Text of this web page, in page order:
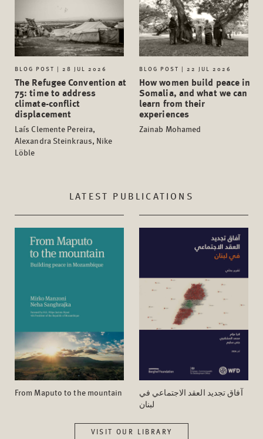
BLOG POST | 28 JUL 2026
The Refugee Convention at
75: time to address
climate-conflict
displacement
Laís Clemente Pereira,
Alexandra Steinkraus, Nike
Löble
BLOG POST | 22 JUL 2026
How women build peace in
Somalia, and what we can
learn from their
experiences
Zainab Mohamed
LATEST PUBLICATIONS
From Maputo to the mountain
آفاق تجدید العقد الاجتماعي في
لبنان
VISIT OUR LIBRARY